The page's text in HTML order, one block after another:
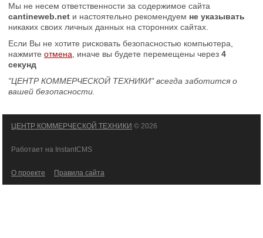
Мы не несем ответственности за содержимое сайта
cantineweb.net и настоятельно рекомендуем не указывать
никаких своих личных данных на сторонних сайтах.
Если Вы не хотите рисковать безопасностью компьютера,
нажмите отмена , иначе вы будете перемещены через 4
секунд
"ЦЕНТР КОММЕРЧЕСКОЙ ТЕХНИКИ" всегда заботится о
вашей безопасности.
ЦЕНТР КОММЕРЧЕСКОЙ ТЕХНИКИ © 2026
Работает на InstantCMS
О проекте Правила сайта